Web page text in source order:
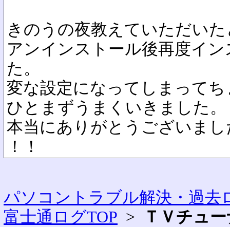
きのうの夜教えていただい
アンインストール後再度イ
た。
変な設定になってしまって
ひとまずうまくいきました。
本当にありがとうございまし
！！
パソコントラブル解決・過去
富士通ログTOP >
ＴＶチュ